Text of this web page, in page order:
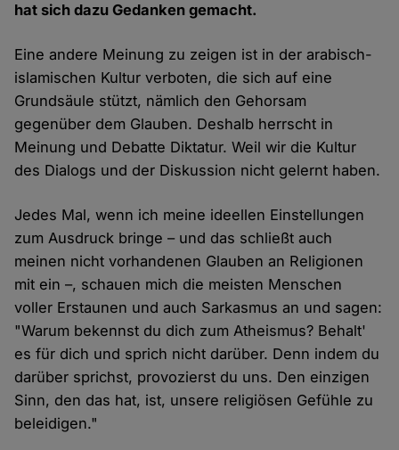
hat sich dazu Gedanken gemacht.
Eine andere Meinung zu zeigen ist in der arabisch-
islamischen Kultur verboten, die sich auf eine
Grundsäule stützt, nämlich den Gehorsam
gegenüber dem Glauben. Deshalb herrscht in
Meinung und Debatte Diktatur. Weil wir die Kultur
des Dialogs und der Diskussion nicht gelernt haben.
Jedes Mal, wenn ich meine ideellen Einstellungen
zum Ausdruck bringe – und das schließt auch
meinen nicht vorhandenen Glauben an Religionen
mit ein –, schauen mich die meisten Menschen
voller Erstaunen und auch Sarkasmus an und sagen:
"Warum bekennst du dich zum Atheismus? Behalt'
es für dich und sprich nicht darüber. Denn indem du
darüber sprichst, provozierst du uns. Den einzigen
Sinn, den das hat, ist, unsere religiösen Gefühle zu
beleidigen."